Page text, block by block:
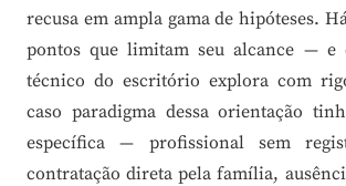
recusa em ampla gama de hipóteses.
pontos que limitam seu alcance — e
técnico do escritório explora com
caso paradigma dessa orientação
específica — profissional sem
contratação direta pela família,